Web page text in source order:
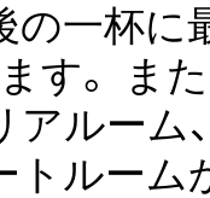
の一杯に
す。 ま
アルーム
トルーム